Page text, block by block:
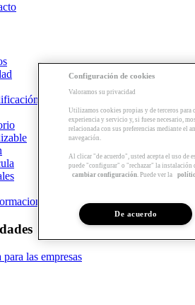
las empresas
Configuración de cookies
Valoramos su privacidad
Utilizamos cookies propias y de terceros para
experiencia y servicio y, si fuese necesario,
relacionada con sus preferencias mediante el
navegación.
Al clicar "de acuerdo", usted acepta el uso de
puede "configurar" o "rechazar" la instalación
cambiar configuración. Puede ver la
De acuerdo